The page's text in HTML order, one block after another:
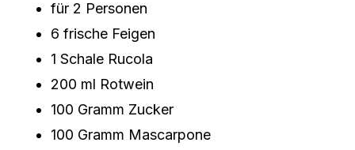
für 2 Personen
6 frische Feigen
1 Schale Rucola
200 ml Rotwein
100 Gramm Zucker
100 Gramm Mascarpone